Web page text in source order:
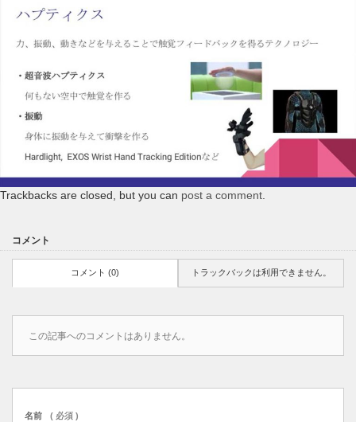
Trackbacks are closed, but you can post a comment
コメント
コメント (0) トラックバックは利用できません。
この記事へのコメントはありません。
名前 ( 必須 )